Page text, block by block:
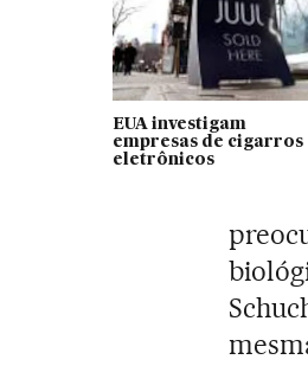
EUA investigam
empresas de cigarros
eletrônicos